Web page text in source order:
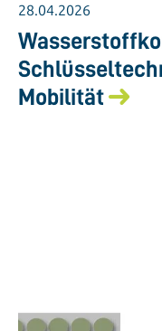
28.04.2026
Mobilität